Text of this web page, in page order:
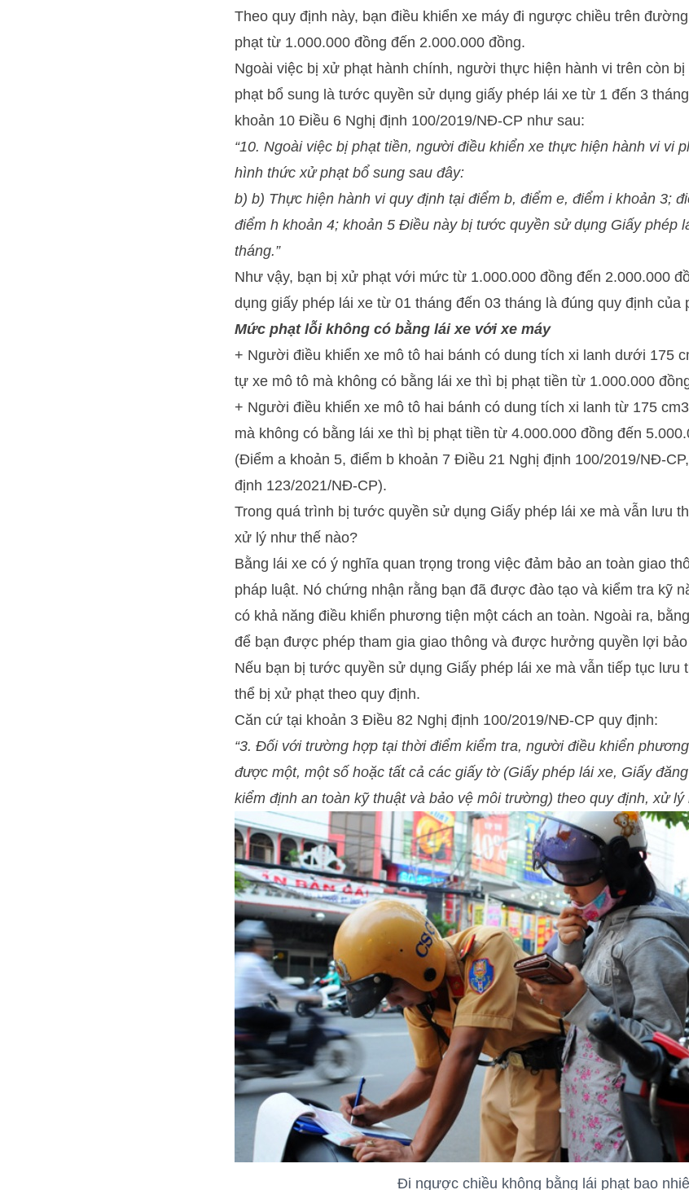
Theo quy định này, bạn điều khiển xe máy đi ngược chiều trên
phạt từ 1.000.000 đồng đến 2.000.000 đồng.
Ngoài việc bị xử phạt hành chính, người thực hiện hành vi trên còn
phạt bổ sung là tước quyền sử dụng giấy phép lái xe từ 1 đến 3
khoản 10 Điều 6 Nghị định 100/2019/NĐ-CP như sau:
“10. Ngoài việc bị phạt tiền, người điều khiển xe thực hiện hành vi vi
hình thức xử phạt bổ sung sau đây:
b) b) Thực hiện hành vi quy định tại điểm b, điểm e, điểm i khoản 3;
điểm h khoản 4; khoản 5 Điều này bị tước quyền sử dụng Giấy phép
tháng.”
Như vậy, bạn bị xử phạt với mức từ 1.000.000 đồng đến 2.000.000
dụng giấy phép lái xe từ 01 tháng đến 03 tháng là đúng quy định của
Mức phạt lỗi không có bằng lái xe với xe máy
+ Người điều khiển xe mô tô hai bánh có dung tích xi lanh dưới 175
tự xe mô tô mà không có bằng lái xe thì bị phạt tiền từ 1.000.000
+ Người điều khiển xe mô tô hai bánh có dung tích xi lanh từ 175
mà không có bằng lái xe thì bị phạt tiền từ 4.000.000 đồng đến
(Điểm a khoản 5, điểm b khoản 7 Điều 21 Nghị định 100/2019/NĐ-
định 123/2021/NĐ-CP).
Trong quá trình bị tước quyền sử dụng Giấy phép lái xe mà vẫn lưu
xử lý như thế nào?
Bằng lái xe có ý nghĩa quan trọng trong việc đảm bảo an toàn giao
pháp luật. Nó chứng nhận rằng bạn đã được đào tạo và kiểm tra kỹ
có khả năng điều khiển phương tiện một cách an toàn. Ngoài ra,
để bạn được phép tham gia giao thông và được hưởng quyền lợi
Nếu bạn bị tước quyền sử dụng Giấy phép lái xe mà vẫn tiếp tục lưu
thể bị xử phạt theo quy định.
Căn cứ tại khoản 3 Điều 82 Nghị định 100/2019/NĐ-CP quy định:
“3. Đối với trường hợp tại thời điểm kiểm tra, người điều khiển
được một, một số hoặc tất cả các giấy tờ (Giấy phép lái xe, Giấy
kiểm định an toàn kỹ thuật và bảo vệ môi trường) theo quy định, xử lý
Đi ngược chiều không bằng lái phạt bao